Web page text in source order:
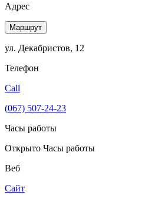
Адрес
Маршрут
ул. Декабристов, 12
Телефон
Call
(067) 507-24-23
Часы работы
Открыто Часы работы
Веб
Сайт